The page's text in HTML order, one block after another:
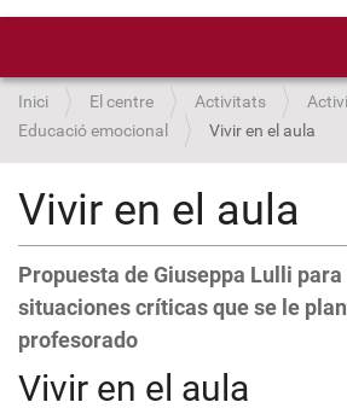
Inici El centre Activitats
Educació emocional
Vivir en el aula
Vivir en el aula
Propuesta de Giuseppa Lulli
situaciones críticas que se le
profesorado
Vivir en el aula